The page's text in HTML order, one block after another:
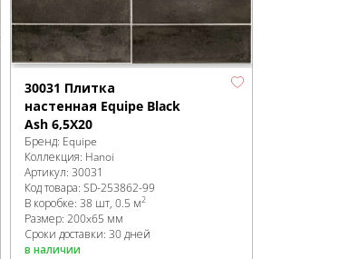
30031 Плитка
настенная Equipe Black
Ash 6,5X20
Бренд: Equipe
Коллекция: Hanoi
Артикул: 30031
Код товара: SD-253862-99
В коробке: 38 шт, 0.5 м2
Размер: 200x65 мм
Сроки доставки: 30 дней
в наличии